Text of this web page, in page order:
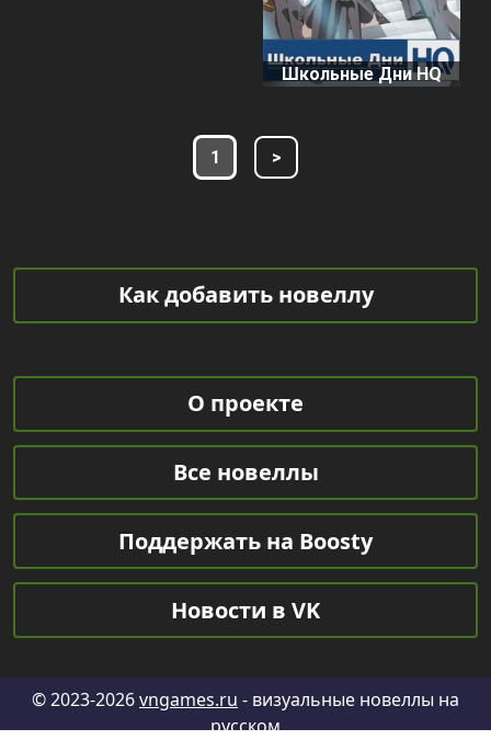
Школьные Дни HQ
1 >
Как добавить новеллу
О проекте
Все новеллы
Поддержать на Boosty
Новости в VK
© 2023-2026vngames.ru - визуальные новеллы на
русском